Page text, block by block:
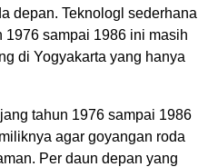
depan. Teknologl sederhana
sampai 1986 ini masih
di Yogyakarta yang hanya
tahun 1976 sampai 1986
agar goyangan roda
Per daun depan yang